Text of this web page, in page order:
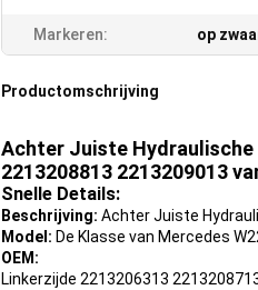
Markeren: op
Productomschrijving
Achter Juiste Hydraulische
2213208813 2213209013
Snelle Details:
Beschrijving: Achter Juiste
Model: De Klasse van Mercedes
OEM:
Linkerzijde 2213206313